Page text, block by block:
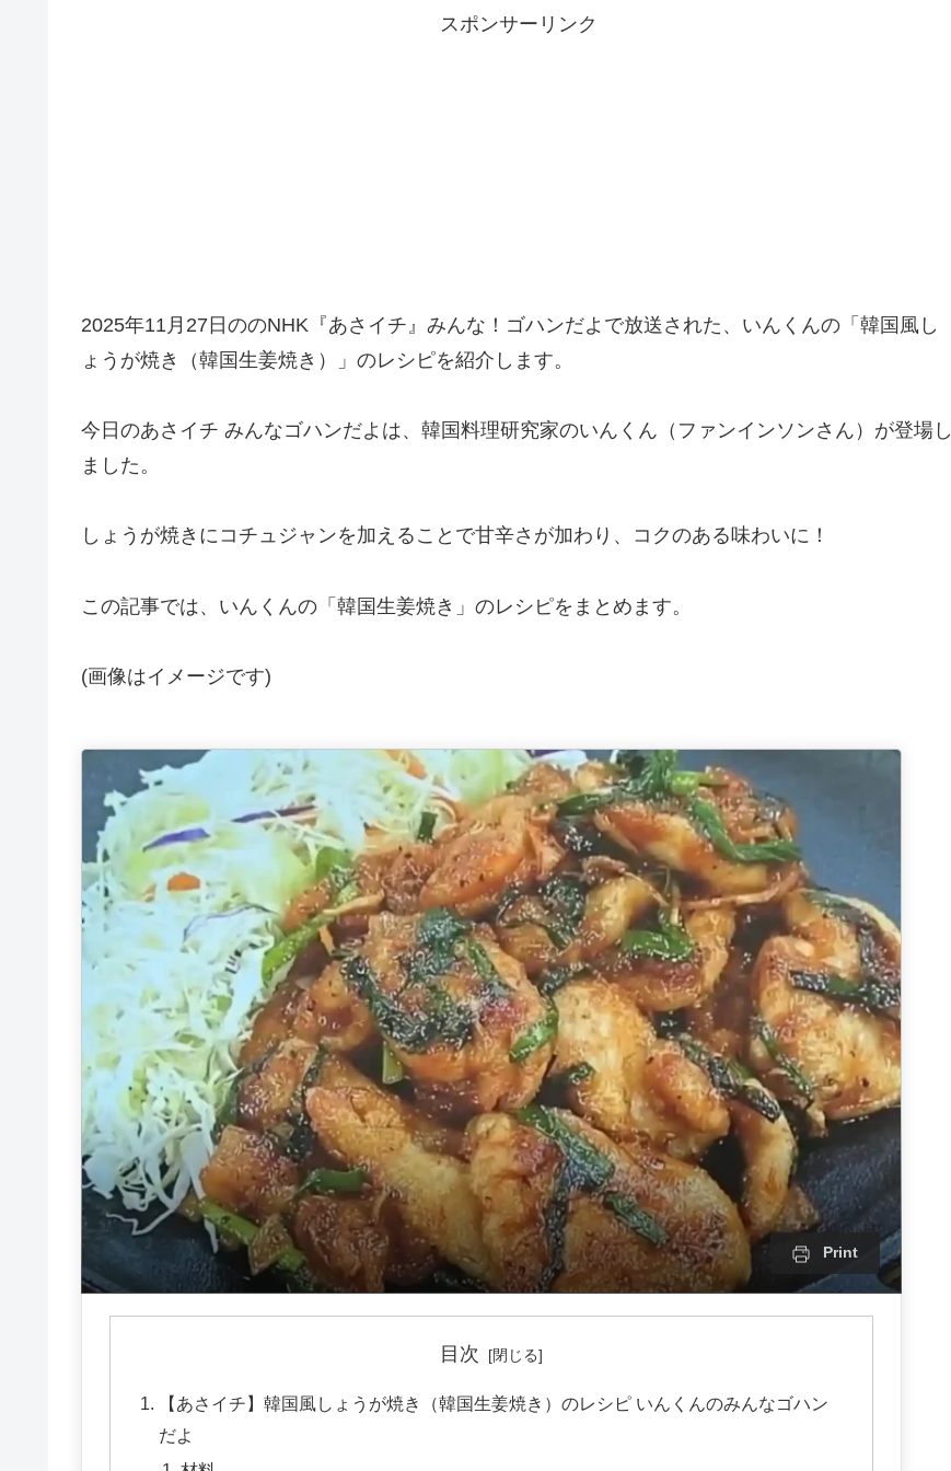
スポンサーリンク
2025年11月27日ののNHK『あさイチ』みんな！ゴハンだよで放送された、いんくんの「韓国風し
ょうが焼き（韓国生姜焼き）」のレシピを紹介します。
今日のあさイチ みんなゴハンだよは、韓国料理研究家のいんくん（ファンインソンさん）が登場し
ました。
しょうが焼きにコチュジャンを加えることで甘辛さが加わり、コクのある味わいに！
この記事では、いんくんの「韓国生姜焼き」のレシピをまとめます。
(画像はイメージです)
Print
目次
【あさイチ】韓国風しょうが焼き（韓国生姜焼き）のレシピ いんくんのみんなゴハン
だよ